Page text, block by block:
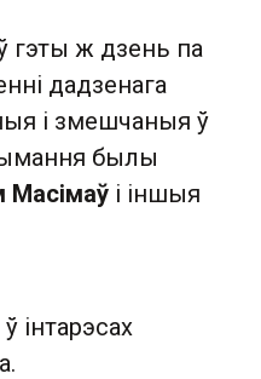
гэты ж дзень па
дадзенага
і змешчаныя ў
былы
Масімаў і іншыя
інтарэсах